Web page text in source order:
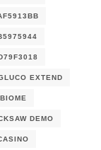
EXTEND
DEMO